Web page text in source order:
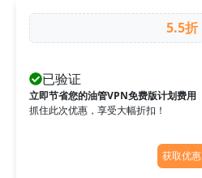
5.5折
已验证
立即节省您的油管VPN免费版计划费用
抓住此次优惠，享受大幅折扣！
获取优惠